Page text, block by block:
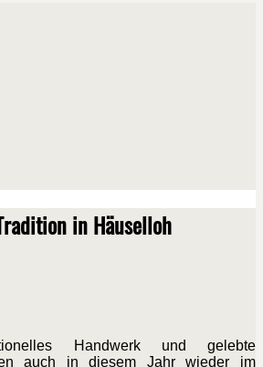
in Häuselloh
Handwerk und gelebte
auch in diesem Jahr wieder im